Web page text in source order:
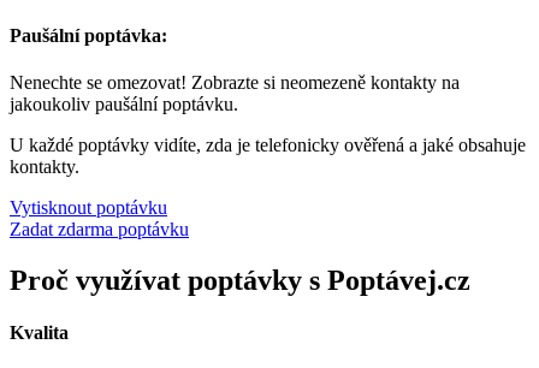
Paušální poptávka:
Nenechte se omezovat! Zobrazte si neomezeně kontakty na
jakoukoliv paušální poptávku.
U každé poptávky vidíte, zda je telefonicky ověřená a jaké obsahuje
kontakty.
Vytisknout poptávku
Zadat zdarma poptávku
Proč využívat poptávky s Poptávej.cz
Kvalita